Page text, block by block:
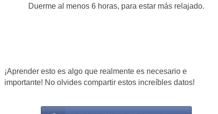
Duerme al menos 6 horas, para estar más relajado.
¡Aprender esto es algo que realmente es necesario e
importante! No olvides compartir estos increíbles datos!